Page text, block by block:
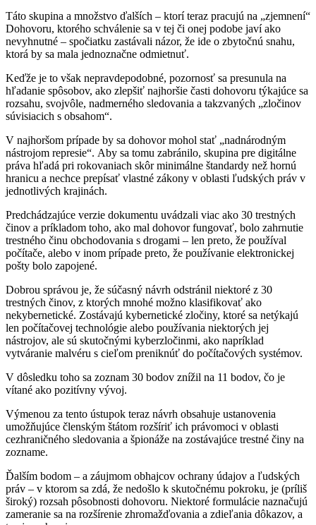
Táto skupina a množstvo ďalších – ktorí teraz pracujú na „zjemnení“
Dohovoru, ktorého schválenie sa v tej či onej podobe javí ako
nevyhnutné – spočiatku zastávali názor, že ide o zbytočnú snahu,
ktorá by sa mala jednoznačne odmietnuť.
Keďže je to však nepravdepodobné, pozornosť sa presunula na
hľadanie spôsobov, ako zlepšiť najhoršie časti dohovoru týkajúce sa
rozsahu, svojvôle, nadmerného sledovania a takzvaných „zločinov
súvisiacich s obsahom“.
V najhoršom prípade by sa dohovor mohol stať „nadnárodným
nástrojom represie“. Aby sa tomu zabránilo, skupina pre digitálne
práva hľadá pri rokovaniach skôr minimálne štandardy než hornú
hranicu a nechce prepísať vlastné zákony v oblasti ľudských práv v
jednotlivých krajinách.
Predchádzajúce verzie dokumentu uvádzali viac ako 30 trestných
činov a príkladom toho, ako mal dohovor fungovať, bolo zahrnutie
trestného činu obchodovania s drogami – len preto, že používal
počítače, alebo v inom prípade preto, že používanie elektronickej
pošty bolo zapojené.
Dobrou správou je, že súčasný návrh odstránil niektoré z 30
trestných činov, z ktorých mnohé možno klasifikovať ako
nekybernetické. Zostávajú kybernetické zločiny, ktoré sa netýkajú
len počítačovej technológie alebo používania niektorých jej
nástrojov, ale sú skutočnými kyberzločinmi, ako napríklad
vytváranie malvéru s cieľom preniknúť do počítačových systémov.
V dôsledku toho sa zoznam 30 bodov znížil na 11 bodov, čo je
vítané ako pozitívny vývoj.
Výmenou za tento ústupok teraz návrh obsahuje ustanovenia
umožňujúce členským štátom rozšíriť ich právomoci v oblasti
cezhraničného sledovania a špionáže na zostávajúce trestné činy na
zozname.
Ďalším bodom – a záujmom obhajcov ochrany údajov a ľudských
práv – v ktorom sa zdá, že nedošlo k skutočnému pokroku, je (príliš
široký) rozsah pôsobnosti dohovoru. Niektoré formulácie naznačujú
zameranie sa na rozšírenie zhromažďovania a zdieľania dôkazov, a